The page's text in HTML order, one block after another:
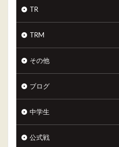
TR
TRM
その他
ブログ
中学生
公式戦